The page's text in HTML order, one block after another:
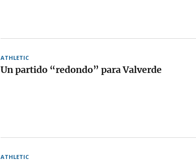
ATHLETIC
Un partido “redondo” para Valverde
ATHLETIC